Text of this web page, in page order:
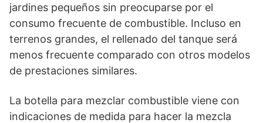
jardines pequeños sin preocuparse por el
consumo frecuente de combustible. Incluso en
terrenos grandes, el rellenado del tanque será
menos frecuente comparado con otros modelos
de prestaciones similares.
La botella para mezclar combustible viene con
indicaciones de medida para hacer la mezcla